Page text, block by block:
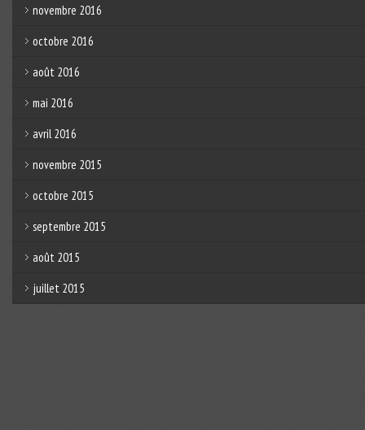
novembre 2016
octobre 2016
août 2016
mai 2016
avril 2016
novembre 2015
octobre 2015
septembre 2015
août 2015
juillet 2015